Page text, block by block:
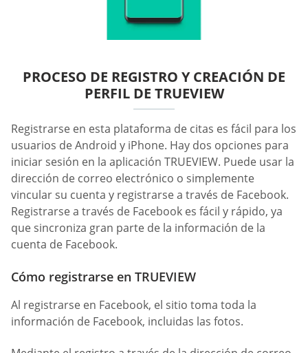
PROCESO DE REGISTRO Y CREACIÓN DE
PERFIL DE TRUEVIEW
Registrarse en esta plataforma de citas es fácil para los
usuarios de Android y iPhone. Hay dos opciones para
iniciar sesión en la aplicación TRUEVIEW. Puede usar la
dirección de correo electrónico o simplemente
vincular su cuenta y registrarse a través de Facebook.
Registrarse a través de Facebook es fácil y rápido, ya
que sincroniza gran parte de la información de la
cuenta de Facebook.
Cómo registrarse en TRUEVIEW
Al registrarse en Facebook, el sitio toma toda la
información de Facebook, incluidas las fotos.